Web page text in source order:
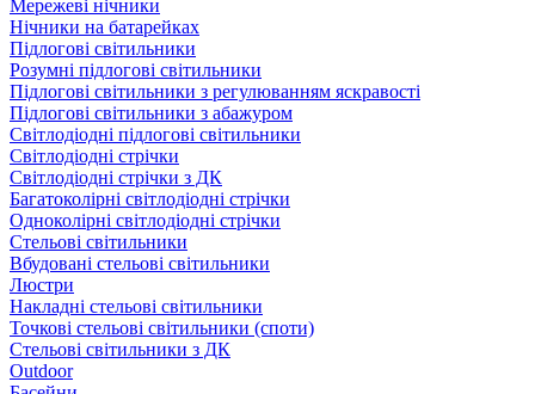
Мережеві нічники
Нічники на батарейках
Підлогові світильники
Розумні підлогові світильники
Підлогові світильники з регулюванням яскравості
Підлогові світильники з абажуром
Світлодіодні підлогові світильники
Світлодіодні стрічки
Світлодіодні стрічки з ДК
Багатоколірні світлодіодні стрічки
Одноколірні світлодіодні стрічки
Стельові світильники
Вбудовані стельові світильники
Люстри
Накладні стельові світильники
Точкові стельові світильники (споти)
Стельові світильники з ДК
Outdoor